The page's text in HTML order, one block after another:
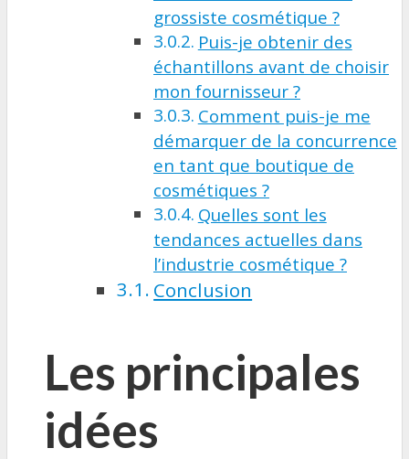
grossiste cosmétique ?
Puis-je obtenir des
échantillons avant de choisir
mon fournisseur ?
Comment puis-je me
démarquer de la concurrence
en tant que boutique de
cosmétiques ?
Quelles sont les
tendances actuelles dans
l’industrie cosmétique ?
Conclusion
Les principales
idées